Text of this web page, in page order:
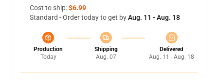
Cost to ship:$6.99
Standard - Order today to get byAug. 11 - Aug. 18
Production
Today
Shipping
Aug. 07
Delivered
Aug. 11 - Aug. 18